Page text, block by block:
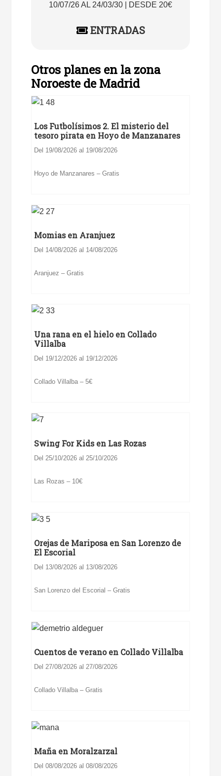
10/07/26 AL 24/03/30 | DESDE 20€
ENTRADAS
Otros planes en la zona
Noroeste de Madrid
Los Futbolísimos 2. El misterio del
tesoro pirata en Hoyo de Manzanares
Del 19/08/2026 al 19/08/2026
Hoyo de Manzanares – Gratis
Momias en Aranjuez
Del 14/08/2026 al 14/08/2026
Aranjuez – Gratis
Una rana en el hielo en Collado
Villalba
Del 19/12/2026 al 19/12/2026
Collado Villalba – 5€
Swing For Kids en Las Rozas
Del 25/10/2026 al 25/10/2026
Las Rozas – 10€
Orejas de Mariposa en San Lorenzo de
El Escorial
Del 13/08/2026 al 13/08/2026
San Lorenzo del Escorial – Gratis
Cuentos de verano en Collado Villalba
Del 27/08/2026 al 27/08/2026
Collado Villalba – Gratis
Maña en Moralzarzal
Del 08/08/2026 al 08/08/2026